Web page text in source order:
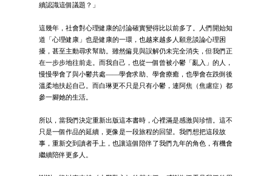
續認識這個議題？」
這幾年，社會對心理健康的討論確實變得比以前多了。人們開始知
道「心理健康」也是健康的一環，也越來越多人願意談論心理困
擾，甚至主動尋求幫助。雖然偏見與誤解仍未完全消失，但我們正
在一步步地往前走。而我自己，也從一個曾被小鬱「亂入」的人，
慢慢學會了與小鬱共處——學會求助、學會療癒，也學會在跌倒後
溫柔地扶起自己。而白琳更不只是只有小鬱，連阿焦（焦慮症）都
參一腳她的生活。
所以，當我們決定重新出版這本書時，心裡滿是感激與珍惜。這不
只是一個作品的延續，更像是一段旅程的回望。我們想把這段故
事，重新交到讀者手上，也讓這個陪伴了我們九年的角色，有機會
繼續陪伴更多人。